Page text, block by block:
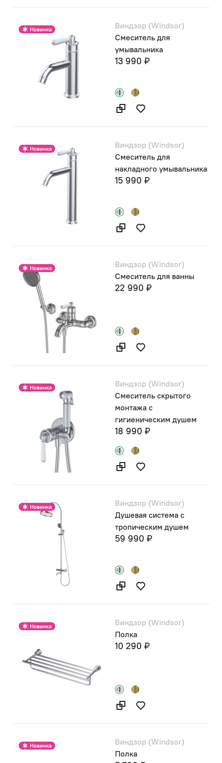
Виндзор (Windsor)
Смеситель для
умывальника
13 990 ₽
Виндзор (Windsor)
Смеситель для
накладного умывальника
15 990 ₽
Виндзор (Windsor)
Смеситель для ванны
22 990 ₽
Виндзор (Windsor)
Смеситель скрытого
монтажа с
гигиеническим душем
18 990 ₽
Виндзор (Windsor)
Душевая система с
тропическим душем
59 990 ₽
Виндзор (Windsor)
Полка
10 290 ₽
Виндзор (Windsor)
Полка